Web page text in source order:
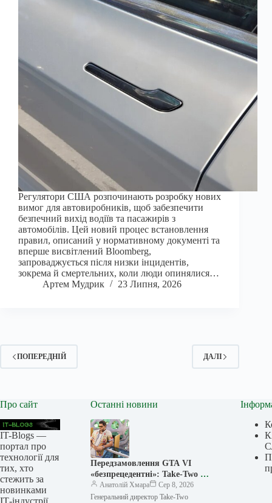
Регулятори США розпочинають розробку нових
вимог для автовиробників, щоб забезпечити
безпечний вихід водіїв та пасажирів з
автомобілів. Цей новий процес встановлення
правил, описаний у нормативному документі та
вперше висвітлений Bloomberg,
запроваджується після низки інцидентів,
зокрема й смертельних, коли люди опинялися…
Артем Мудрик
23 Липня, 2026
ПОПЕРЕДНІЙ ДАЛІ
Про сайт
IT-Blogs —
портал про
технології для
тих, хто
стежить за
новинками
ІТ-індустрії.
Останні новини
Передзамовлення GTA VI
«безпрецедентні»: Take-Two не
може спрогнозувати продажі
гри
Анатолій Хмара
Сер 8, 2026
Генеральний директор Take-Two